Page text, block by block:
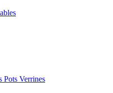
Pots Verrines